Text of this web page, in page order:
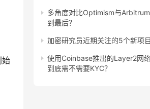
始
多角度对比Optimism与
到最后？
加密研究员近期关注的5个新项
使用Coinbase推出的Layer2网络
到底需不需要KYC？